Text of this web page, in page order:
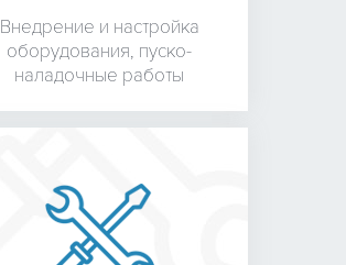
Внедрение и настройка
оборудования, пуско-
наладочные работы